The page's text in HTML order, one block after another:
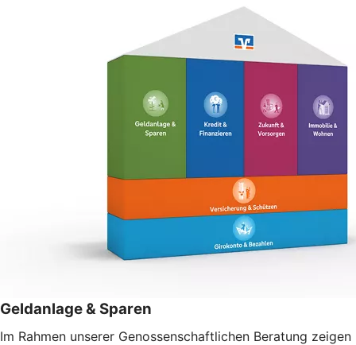
Geldanlage & Sparen
Im Rahmen unserer Genossenschaftlichen Beratung zeigen